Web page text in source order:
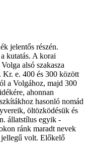
jelentős részén.
kutatás. A korai
alsó szakasza
Kr. e. 400 és 300 között
a Volgához, majd 300
ahonnan
hasonló nomád
öltözködésük és
állatstílus egyik
ránk maradt nevek
jellegű volt. Előkelő